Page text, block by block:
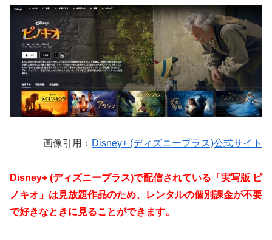
画像引用： Disney+ (ディズニープラス)公式サイト
Disney+ (ディズニープラス)で配信されている「実写版 ピ
ノキオ」は見放題作品のため、レンタルの個別課金が不要
で好きなときに見ることができます。